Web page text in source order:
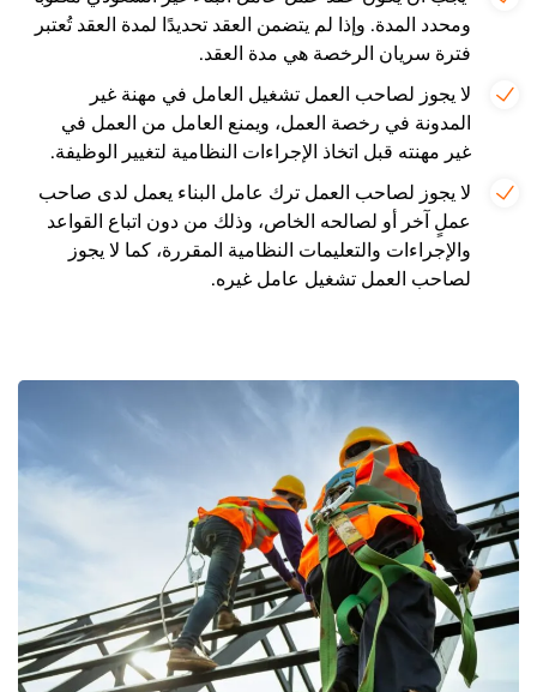
ومحدد المدة. وإذا لم يتضمن العقد تحديدًا لمدة العقد تُعتبر
فترة سريان الرخصة هي مدة العقد.
لا يجوز لصاحب العمل تشغيل العامل في مهنة غير
المدونة في رخصة العمل، ويمنع العامل من العمل في
غير مهنته قبل اتخاذ الإجراءات النظامية لتغيير الوظيفة.
لا يجوز لصاحب العمل ترك عامل البناء يعمل لدى صاحب
عملٍ آخر أو لصالحه الخاص، وذلك من دون اتباع القواعد
والإجراءات والتعليمات النظامية المقررة، كما لا يجوز
لصاحب العمل تشغيل عامل غيره.